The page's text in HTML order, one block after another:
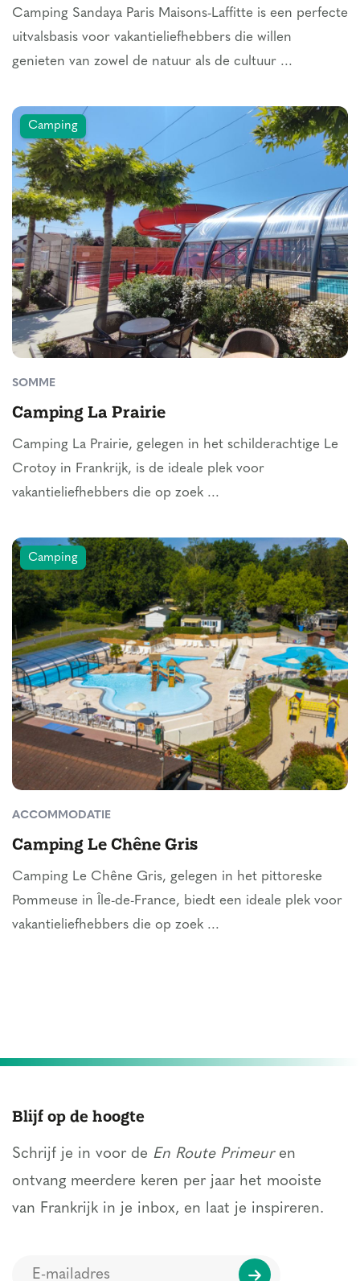
Camping Sandaya Paris Maisons-Laffitte is een perfecte
uitvalsbasis voor vakantieliefhebbers die willen
genieten van zowel de natuur als de cultuur ...
Camping
SOMME
Camping La Prairie
Camping La Prairie, gelegen in het schilderachtige Le
Crotoy in Frankrijk, is de ideale plek voor
vakantieliefhebbers die op zoek ...
Camping
ACCOMMODATIE
Camping Le Chêne Gris
Camping Le Chêne Gris, gelegen in het pittoreske
Pommeuse in Île-de-France, biedt een ideale plek voor
vakantieliefhebbers die op zoek ...
Blijf op de hoogte
Schrijf je in voor de En Route Primeuren
ontvang meerdere keren per jaar het mooiste
van Frankrijk in je inbox, en laat je inspireren.